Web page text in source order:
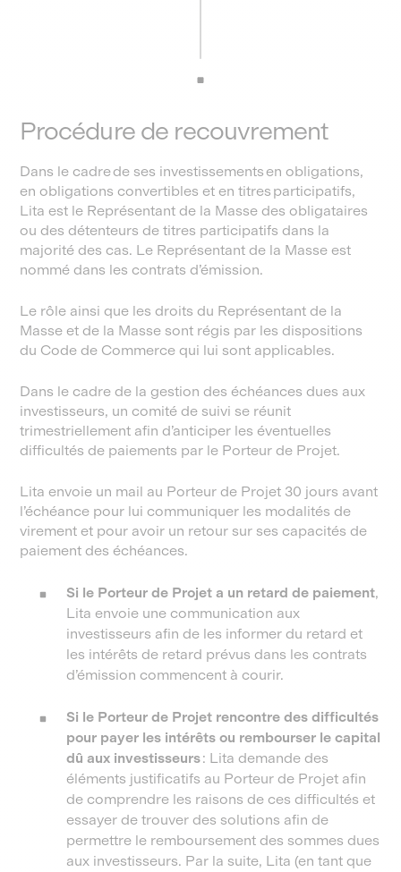
Procédure de recouvrement
Dans le cadre de ses investissements en obligations,
en obligations convertibles et en titres participatifs,
Lita est le Représentant de la Masse des obligataires
ou des détenteurs de titres participatifs dans la
majorité des cas. Le Représentant de la Masse est
nommé dans les contrats d’émission.
Le rôle ainsi que les droits du Représentant de la
Masse et de la Masse sont régis par les dispositions
du Code de Commerce qui lui sont applicables.
Dans le cadre de la gestion des échéances dues aux
investisseurs, un comité de suivi se réunit
trimestriellement afin d’anticiper les éventuelles
difficultés de paiements par le Porteur de Projet.
Lita envoie un mail au Porteur de Projet 30 jours avant
l’échéance pour lui communiquer les modalités de
virement et pour avoir un retour sur ses capacités de
paiement des échéances.
Si le Porteur de Projet a un retard de paiement,
Lita envoie une communication aux
investisseurs afin de les informer du retard et
les intérêts de retard prévus dans les contrats
d’émission commencent à courir.
Si le Porteur de Projet rencontre des difficultés
pour payer les intérêts ou rembourser le capital
dû aux investisseurs: Lita demande des
éléments justificatifs au Porteur de Projet afin
de comprendre les raisons de ces difficultés et
essayer de trouver des solutions afin de
permettre le remboursement des sommes dues
aux investisseurs. Par la suite, Lita (en tant que